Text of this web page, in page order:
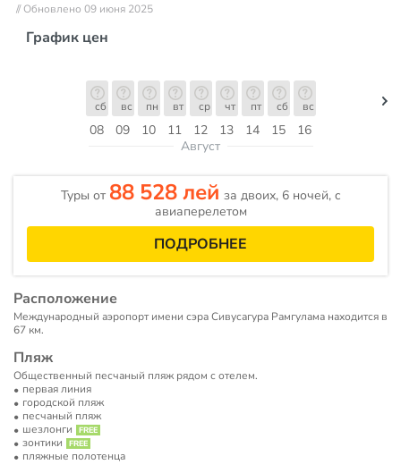
// Обновлено 09 июня 2025
График цен
08
сб
09
вс
10
пн
11
вт
12
ср
13
чт
14
пт
15
сб
16
вс
Август
Туры от 88 528 лей за двоих, 6 ночей, c
авиаперелетом
ПОДРОБНЕЕ
Расположение
Международный аэропорт имени сэра Сивусагура Рамгулама находится в
67 км.
Пляж
Общественный песчаный пляж рядом с отелем.
первая линия
городской пляж
песчаный пляж
шезлонги
зонтики
пляжные полотенца